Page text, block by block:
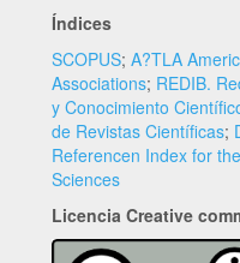
Índices
SCOPUS; A?TLA
Associations; REDIB.
y Conocimiento
de Revistas Científicas;
Referencen Index for
Sciences
Licencia Creative